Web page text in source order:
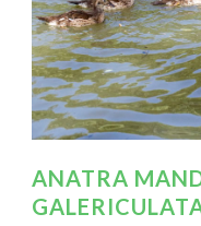
ANATRA